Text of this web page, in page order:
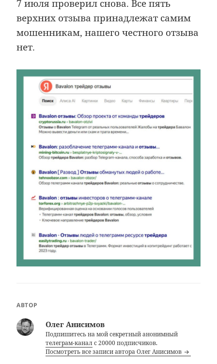
7 июля проверил снова. Все пять
верхних отзыва принадлежат самим
мошенникам, нашего честного отзыва
нет.
АВТОР
Олег Анисимов
Подпишитесь на мой секретный анонимный
телеграм-каналс 20000 подписчиков.
Посмотреть все записи автора Олег Анисимов